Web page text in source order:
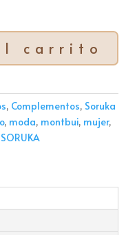
carrito
, Complementos, Soruka
, moda, montbui, mujer,
SORUKA